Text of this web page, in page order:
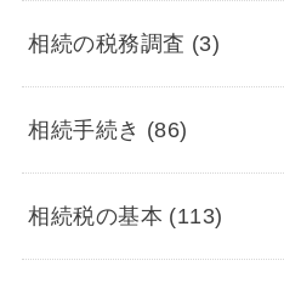
相続の税務調査 (3)
相続手続き (86)
相続税の基本 (113)